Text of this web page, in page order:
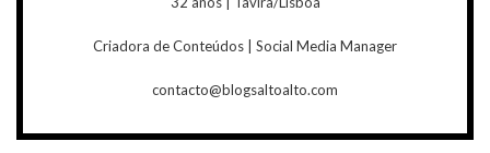
Criadora de Conteúdos | Social Media Manager
contacto@blogsaltoalto.com